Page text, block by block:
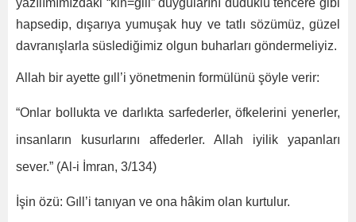
yazılımımızdaki “kin=gill” duygularını düdüklü tencere gibi
hapsedip, dışarıya yumuşak huy ve tatlı sözümüz, güzel
davranışlarla süslediğimiz olgun buharları göndermeliyiz.
Allah bir ayette gıll’i yönetmenin formülünü şöyle verir:
“Onlar bollukta ve darlıkta sarfederler, öfkelerini yenerler,
insanların kusurlarını affederler. Allah iyilik yapanları
sever.” (Al-i İmran, 3/134)
İşin özü: Gıll’i tanıyan ve ona hâkim olan kurtulur.